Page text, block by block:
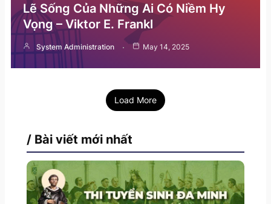
Lẽ Sống Của Những Ai Có Niềm Hy
Vọng – Viktor E. Frankl
System Administration May 14, 2025
Load More
/ Bài viết mới nhất